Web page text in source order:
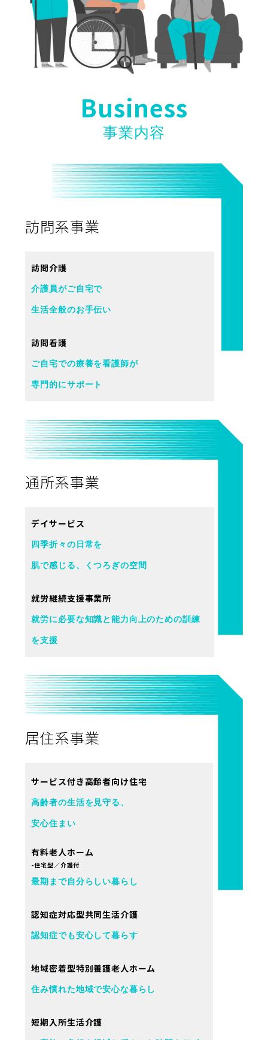
Business
事業内容
訪問系事業
訪問介護
介護員がご自宅で
生活全般のお手伝い
訪問看護
ご自宅での療養を看護師が
専門的にサポート
通所系事業
デイサービス
四季折々の日常を
肌で感じる、くつろぎの空間
就労継続支援事業所
就労に必要な知識と能力向上のための訓練
を支援
居住系事業
サービス付き高齢者向け住宅
高齢者の生活を見守る、
安心住まい
有料老人ホーム
-住宅型／介護付
最期まで自分らしい暮らし
認知症対応型共同生活介護
認知症でも安心して暮らす
地域密着型特別養護老人ホーム
住み慣れた地域で安心な暮らし
短期入所生活介護